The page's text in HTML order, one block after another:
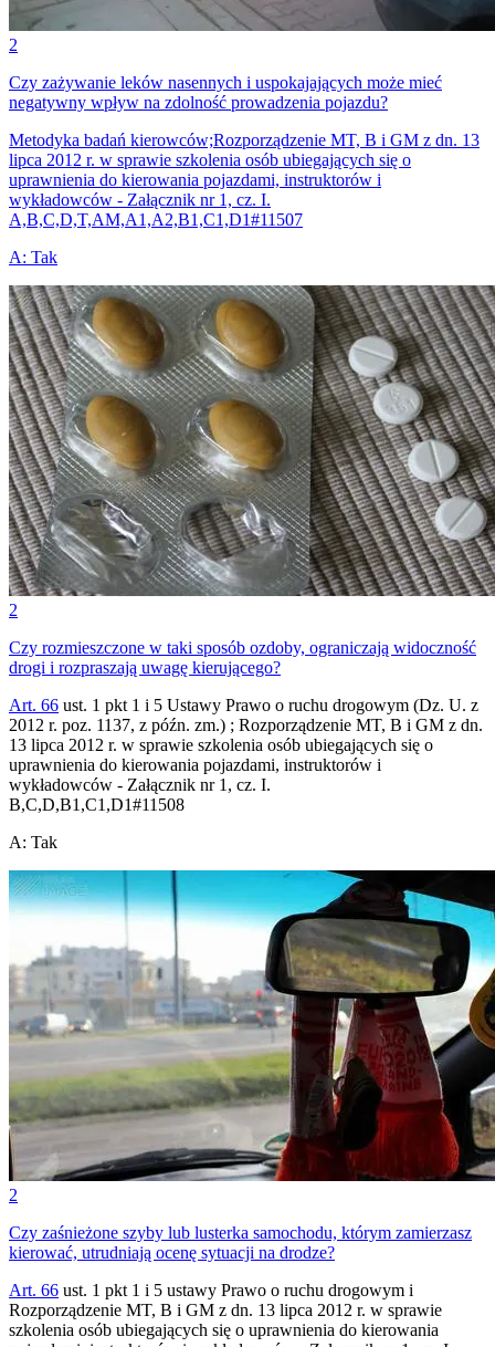
2
Czy zażywanie leków nasennych i uspokajających może mieć
negatywny wpływ na zdolność prowadzenia pojazdu?
Metodyka badań kierowców;Rozporządzenie MT, B i GM z dn. 13
lipca 2012 r. w sprawie szkolenia osób ubiegających się o
uprawnienia do kierowania pojazdami, instruktorów i
wykładowców - Załącznik nr 1, cz. I.
A,B,C,D,T,AM,A1,A2,B1,C1,D1#11507
A: Tak
2
Czy rozmieszczone w taki sposób ozdoby, ograniczają widoczność
drogi i rozpraszają uwagę kierującego?
Art. 66 ust. 1 pkt 1 i 5 Ustawy Prawo o ruchu drogowym (Dz. U. z
2012 r. poz. 1137, z późn. zm.) ; Rozporządzenie MT, B i GM z dn.
13 lipca 2012 r. w sprawie szkolenia osób ubiegających się o
uprawnienia do kierowania pojazdami, instruktorów i
wykładowców - Załącznik nr 1, cz. I.
B,C,D,B1,C1,D1#11508
A: Tak
2
Czy zaśnieżone szyby lub lusterka samochodu, którym zamierzasz
kierować, utrudniają ocenę sytuacji na drodze?
Art. 66 ust. 1 pkt 1 i 5 ustawy Prawo o ruchu drogowym i
Rozporządzenie MT, B i GM z dn. 13 lipca 2012 r. w sprawie
szkolenia osób ubiegających się o uprawnienia do kierowania